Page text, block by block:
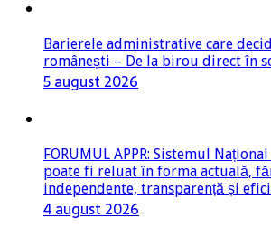
Barierele administrative care
românești – De la birou direct în
5 august 2026
FORUMUL APPR: Sistemul
poate fi reluat în forma actuală,
independente, transparență și
4 august 2026